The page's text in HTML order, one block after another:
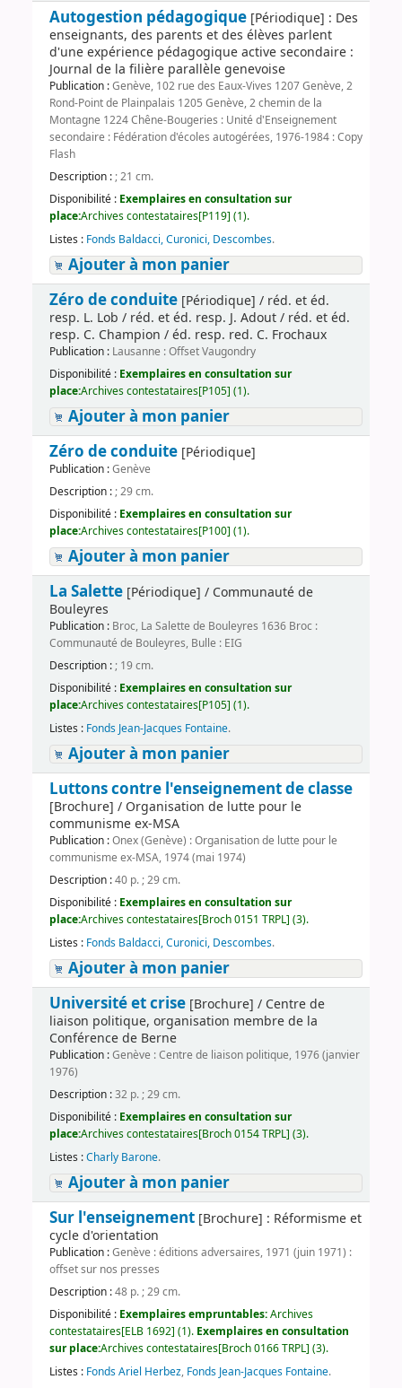
Autogestion pédagogique[Périodique] : Des
enseignants, des parents et des élèves parlent
d'une expérience pédagogique active secondaire :
Journal de la filière parallèle genevoise
Publication :Genève, 102 rue des Eaux-Vives 1207 Genève, 2
Rond-Point de Plainpalais 1205 Genève, 2 chemin de la
Montagne 1224 Chêne-Bougeries : Unité d'Enseignement
secondaire : Fédération d'écoles autogérées, 1976-1984 : Copy
Flash
Description :; 21 cm.
Disponibilité : Exemplaires en consultation sur
place:Archives contestataires[P119] (1).
Listes : Fonds Baldacci, Curonici, Descombes.
Ajouter à mon panier
Zéro de conduite[Périodique] / réd. et éd.
resp. L. Lob / réd. et éd. resp. J. Adout / réd. et éd.
resp. C. Champion / éd. resp. red. C. Frochaux
Publication : Lausanne : Offset Vaugondry
Disponibilité : Exemplaires en consultation sur
place:Archives contestataires[P105] (1).
Ajouter à mon panier
Zéro de conduite[Périodique]
Publication :Genève
Description :; 29 cm.
Disponibilité : Exemplaires en consultation sur
place:Archives contestataires[P100] (1).
Ajouter à mon panier
La Salette[Périodique] / Communauté de
Bouleyres
Publication : Broc, La Salette de Bouleyres 1636 Broc :
Communauté de Bouleyres, Bulle : EIG
Description :; 19 cm.
Disponibilité : Exemplaires en consultation sur
place:Archives contestataires[P105] (1).
Listes : Fonds Jean-Jacques Fontaine.
Ajouter à mon panier
Luttons contre l'enseignement de classe
[Brochure] / Organisation de lutte pour le
communisme ex-MSA
Publication :Onex (Genève) : Organisation de lutte pour le
communisme ex-MSA, 1974 (mai 1974)
Description :40 p. ; 29 cm.
Disponibilité : Exemplaires en consultation sur
place:Archives contestataires[Broch 0151 TRPL] (3).
Listes : Fonds Baldacci, Curonici, Descombes.
Ajouter à mon panier
Université et crise[Brochure] / Centre de
liaison politique, organisation membre de la
Conférence de Berne
Publication :Genève : Centre de liaison politique, 1976 (janvier
1976)
Description :32 p. ; 29 cm.
Disponibilité : Exemplaires en consultation sur
place:Archives contestataires[Broch 0154 TRPL] (3).
Listes :Charly Barone.
Ajouter à mon panier
Sur l'enseignement[Brochure] : Réformisme et
cycle d'orientation
Publication :Genève : éditions adversaires, 1971 (juin 1971) :
offset sur nos presses
Description :48 p. ; 29 cm.
Disponibilité : Exemplaires empruntables:Archives
contestataires[ELB 1692] (1). Exemplaires en consultation
sur place:Archives contestataires[Broch 0166 TRPL] (3).
Listes : Fonds Ariel Herbez, Fonds Jean-Jacques Fontaine.